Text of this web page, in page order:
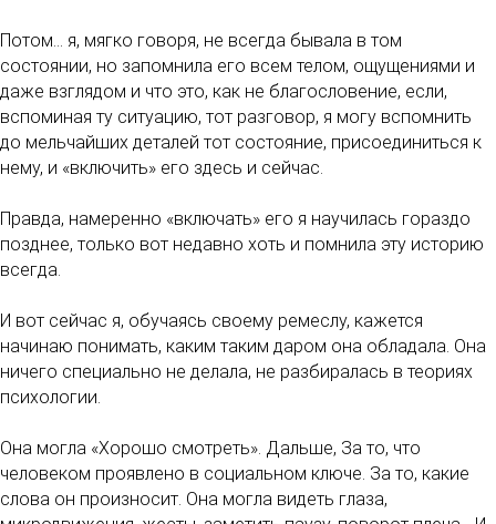
Потом... я, мягко говоря, не всегда бывала в том
состоянии, но запомнила его всем телом, ощущениями и
даже взглядом и что это, как не благословение, если,
вспоминая ту ситуацию, тот разговор, я могу вспомнить
до мельчайших деталей тот состояние, присоединиться к
нему, и «включить» его здесь и сейчас.
Правда, намеренно «включать» его я научилась гораздо
позднее, только вот недавно хоть и помнила эту историю
всегда.
И вот сейчас я, обучаясь своему ремеслу, кажется
начинаю понимать, каким таким даром она обладала. Она
ничего специально не делала, не разбиралась в теориях
психологии.
Она могла «Хорошо смотреть». Дальше, За то, что
человеком проявлено в социальном ключе. За то, какие
слова он произносит. Она могла видеть глаза,